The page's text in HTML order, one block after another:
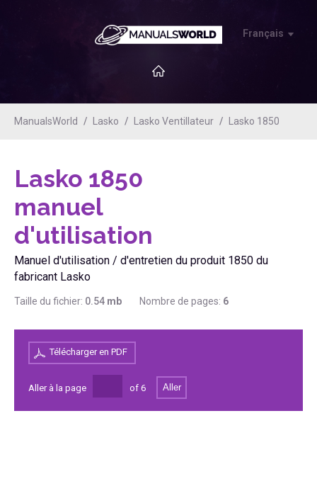
Français
ManualsWorld Lasko Lasko Ventillateur Lasko 1850
Lasko 1850
manuel
d'utilisation
Manuel d'utilisation / d'entretien du produit 1850 du
fabricant Lasko
Taille du fichier: 0.54 mb Nombre de pages: 6
Télécharger en PDF
Aller à la page of 6 Aller